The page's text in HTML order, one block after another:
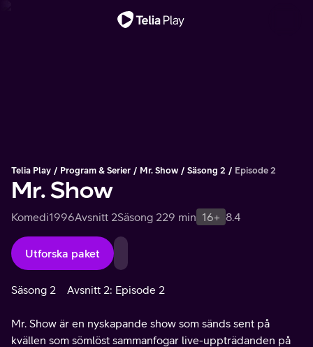
Telia Play Program & Serier Mr. Show Säsong 2 Episode 2
Mr. Show
Komedi1996Avsnitt 2Säsong 229 min 16+ 8.4
Utforska paket
Säsong 2 Avsnitt 2: Episode 2
Mr. Show är en nyskapande show som sänds sent på
kvällen som sömlöst sammanfogar live-uppträdanden på